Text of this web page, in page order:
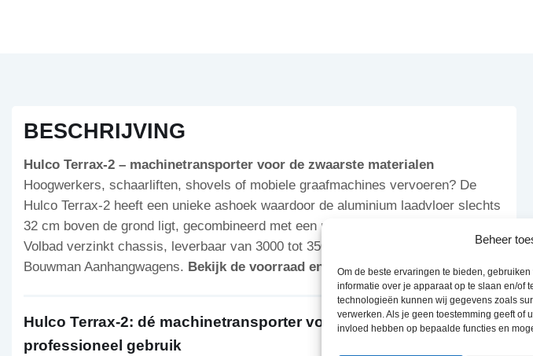
Beheer
Om de beste ervaringen te bieden,
informatie over je apparaat op te slaan en/of
technologieën kunnen wij gegevens zoals
verwerken. Als je geen toestemming geeft of
invloed hebben op bepaalde functies en
BESCHRIJVING
Hulco Terrax-2 – machinetransporter voor de zwaarste materialen
Hoogwerkers, schaarliften, shovels of mobiele graafmachines vervoeren? De
Hulco Terrax-2 heeft een unieke ashoek waardoor de aluminium laadvloer slechts
32 cm boven de grond ligt, gecombineerd met een robuuste oprijklep tot 150 cm.
Volbad verzinkt chassis, leverbaar van 3000 tot 3500 kg met 2 of 3 assen. Nu bij
Bouwman Aanhangwagens. Bekijk de voorraad en vraag een offerte aan.
Hulco Terrax-2: dé machinetransporter voor zeer intensief
professioneel gebruik